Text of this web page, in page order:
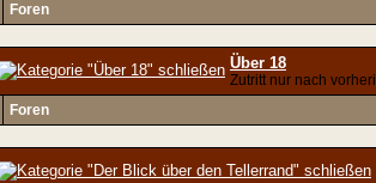
Foren
Über 18
Zutritt nur nach
Foren